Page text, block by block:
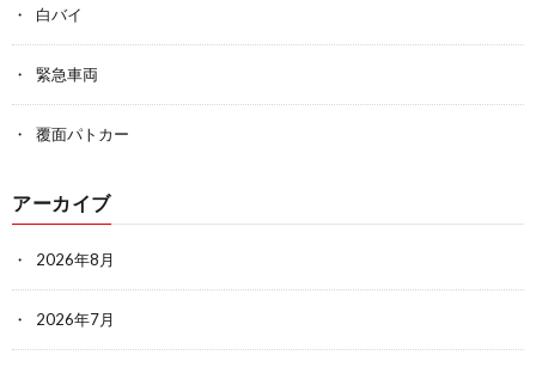
白バイ
緊急車両
覆面パトカー
アーカイブ
2026年8月
2026年7月